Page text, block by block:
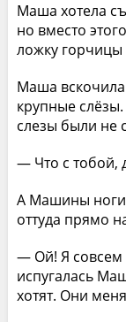
Маша хотела
но вместо
ложку горчицы
Маша вскочила
крупные
слезы были не
— Что с тобой,
А Машины ноги
оттуда прямо
— Ой! Я совсем
испугалась
хотят. Они